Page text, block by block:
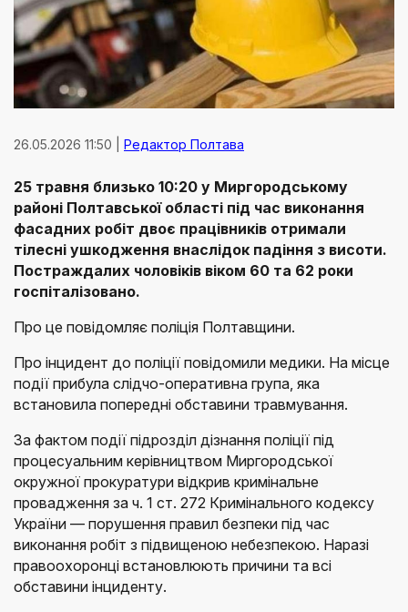
26.05.2026 11:50 | Редактор Полтава
25 травня близько 10:20 у Миргородському
районі Полтавської області під час виконання
фасадних робіт двоє працівників отримали
тілесні ушкодження внаслідок падіння з висоти.
Постраждалих чоловіків віком 60 та 62 роки
госпіталізовано.
Про це повідомляє поліція Полтавщини.
Про інцидент до поліції повідомили медики. На місце
події прибула слідчо-оперативна група, яка
встановила попередні обставини травмування.
За фактом події підрозділ дізнання поліції під
процесуальним керівництвом Миргородської
окружної прокуратури відкрив кримінальне
провадження за ч. 1 ст. 272 Кримінального кодексу
України — порушення правил безпеки під час
виконання робіт з підвищеною небезпекою. Наразі
правоохоронці встановлюють причини та всі
обставини інциденту.